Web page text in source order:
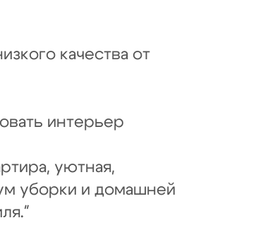
качества от
интерьер
уютная,
уборки и домашней